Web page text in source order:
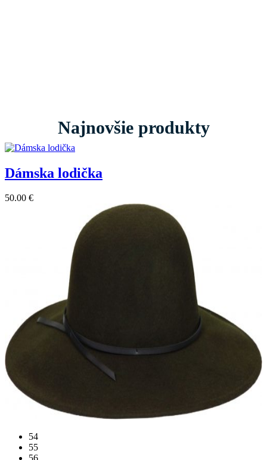
Najnovšie produkty
Dámska lodička
50.00 €
54
55